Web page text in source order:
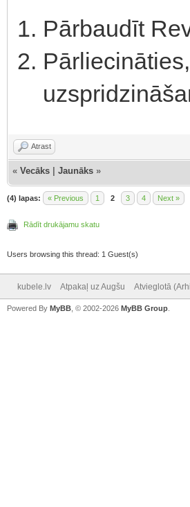
Pārbaudīt
Atrast
« Vecāks Jaunāks »
(4) lapas: « Previous 1 2 3 4 Next »
Rādīt drukājamu skatu
Users browsing this thread: 1 Guest(s)
kubele.lv Atpakaļ uz Augšu Atvieglotā
Powered By MyBB , © 2002-2026 MyBB Group